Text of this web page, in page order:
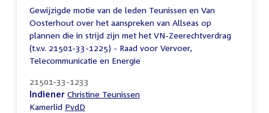
Gewijzigde motie van de leden Teunissen en Van
Oosterhout over het aanspreken van Allseas op
plannen die in strijd zijn met het VN-Zeerechtverdrag
(t.v.v. 21501-33-1225) - Raad voor Vervoer,
Telecommunicatie en Energie
21501-33-1233
Indiener Christine Teunissen
Kamerlid PvdD